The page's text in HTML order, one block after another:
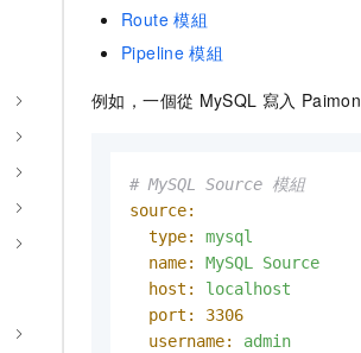
Route 模組
Pipeline 模組
例如，一個從 MySQL 寫入 Paimon
# MySQL Source 模組
source:
type:
mysql
name:
MySQL
Source
host:
localhost
port:
3306
username:
admin